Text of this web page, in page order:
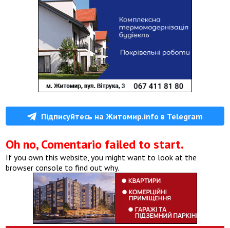
Підписуйтесь на Житомир.info в Telegram
Oh no, Comentario failed to start.
If you own this website, you might want to look at the
browser console to find out why.